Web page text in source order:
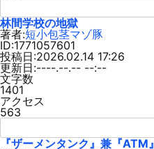
林間学校の地獄
著者:短小包茎マゾ豚
ID:1771057601
投稿日:2026.02.14 17:26
更新日:----.--.-- --:--
文字数
1401
アクセス
563
『ザーメンタンク』兼『ATM』